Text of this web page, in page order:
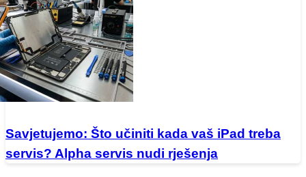
Savjetujemo: Što učiniti kada vaš iPad treba
servis? Alpha servis nudi rješenja